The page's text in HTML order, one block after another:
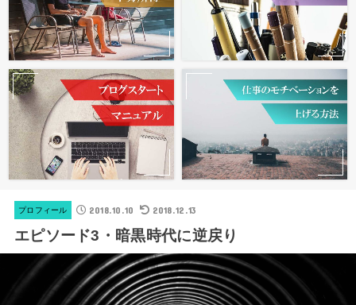
プロフィール 2018.10.10 2018.12.13
エピソード3・暗黒時代に逆戻り